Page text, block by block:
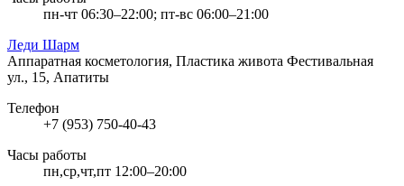
пн-чт 06:30–22:00; пт-вс 06:00–21:00
Леди Шарм
Аппаратная косметология, Пластика живота Фестивальная
ул., 15, Апатиты
Телефон
+7 (953) 750-40-43
Часы работы
пн,ср,чт,пт 12:00–20:00